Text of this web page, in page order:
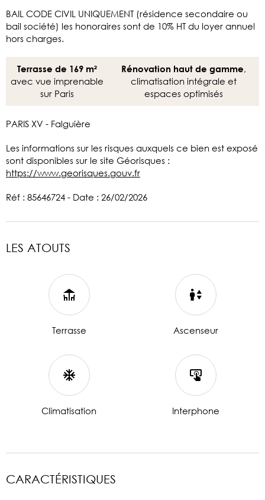
BAIL CODE CIVIL UNIQUEMENT (résidence secondaire ou
bail société) les honoraires sont de 10% HT du loyer annuel
hors charges.
Terrasse de 169 m²
avec vue imprenable
sur Paris
Rénovation haut de gamme,
climatisation intégrale et
espaces optimisés
PARIS XV - Falguière
Les informations sur les risques auxquels ce bien est exposé
sont disponibles sur le site Géorisques :
https://www.georisques.gouv.fr
Réf : 85646724 - Date : 26/02/2026
LES ATOUTS
Terrasse Ascenseur
Climatisation Interphone
CARACTÉRISTIQUES